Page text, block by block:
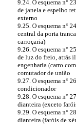
9.24. O esquema n°
de janela e espelho
externo
9.25. O esquema n°
central da porta
carroçaria)
9.26. O esquema n°
de luz do freio, atrás
engenharia (carro
comutador de união
9.27. O esquema n°
condicionador
9.28. O esquema n°
dianteira (exceto
9.29. O esquema n°
dianteira (faróis de